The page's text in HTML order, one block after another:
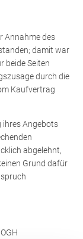
Annahme des
damit war
beide Seiten
durch die
Kaufvertrag
ihres Angebots
abgelehnt,
Grund dafür